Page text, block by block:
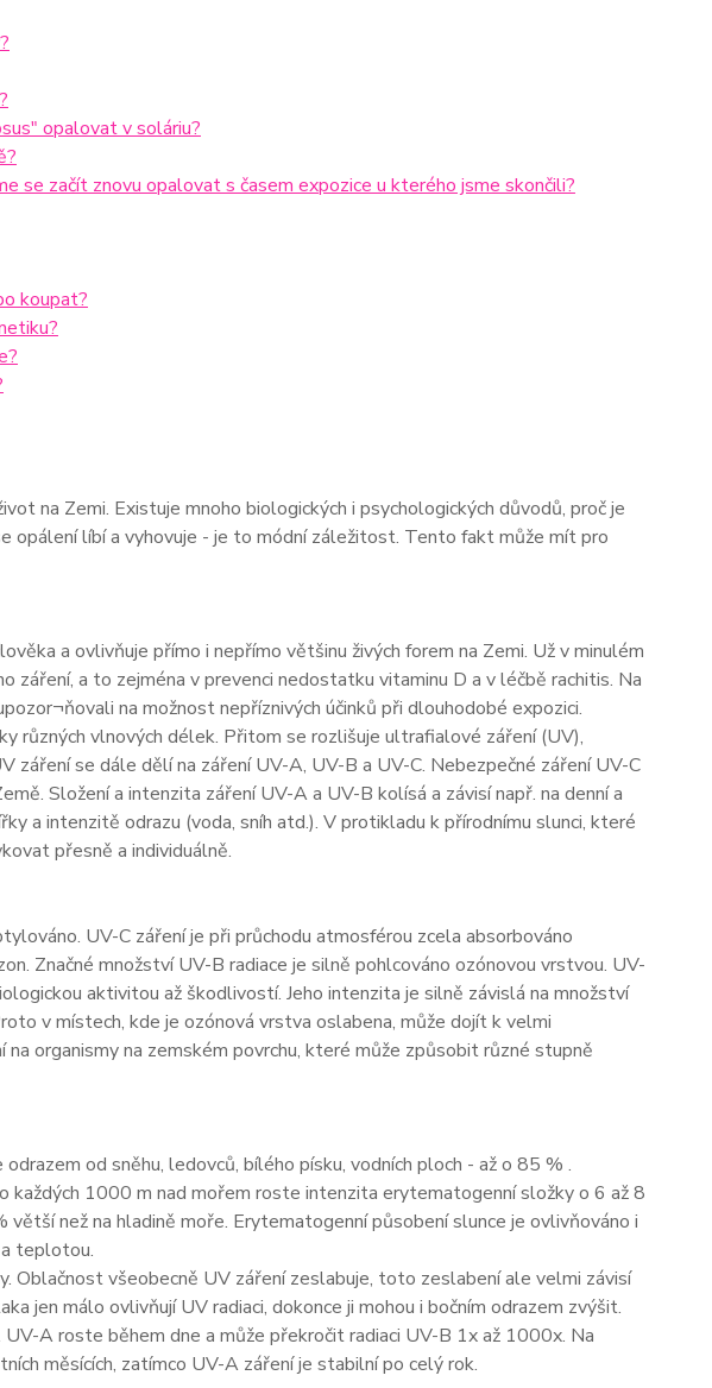
opalovat v soláriu?
se začít znovu opalovat s časem expozice u kterého jsme skončili?
koupat?
na Zemi. Existuje mnoho biologických i psychologických důvodů, proč je
opálení líbí a vyhovuje - je to módní záležitost. Tento fakt může mít pro
a ovlivňuje přímo i nepřímo většinu živých forem na Zemi. Už v minulém
a to zejména v prevenci nedostatku vitaminu D a v léčbě rachitis. Na
na možnost nepříznivých účinků při dlouhodobé expozici.
různých vlnových délek. Přitom se rozlišuje ultrafialové záření (UV),
se dále dělí na záření UV-A, UV-B a UV-C. Nebezpečné záření UV-C
Složení a intenzita záření UV-A a UV-B kolísá a závisí např. na denní a
a intenzitě odrazu (voda, sníh atd.). V protikladu k přírodnímu slunci, které
přesně a individuálně.
UV-C záření je při průchodu atmosférou zcela absorbováno
Značné množství UV-B radiace je silně pohlcováno ozónovou vrstvou. UV-
aktivitou až škodlivostí. Jeho intenzita je silně závislá na množství
v místech, kde je ozónová vrstva oslabena, může dojít k velmi
organismy na zemském povrchu, které může způsobit různé stupně
od sněhu, ledovců, bílého písku, vodních ploch - až o 85 % .
každých 1000 m nad mořem roste intenzita erytematogenní složky o 6 až 8
než na hladině moře. Erytematogenní působení slunce je ovlivňováno i
teplotou.
Oblačnost všeobecně UV záření zeslabuje, toto zeslabení ale velmi závisí
jen málo ovlivňují UV radiaci, dokonce ji mohou i bočním odrazem zvýšit.
A roste během dne a může překročit radiaci UV-B 1x až 1000x. Na
měsících, zatímco UV-A záření je stabilní po celý rok.